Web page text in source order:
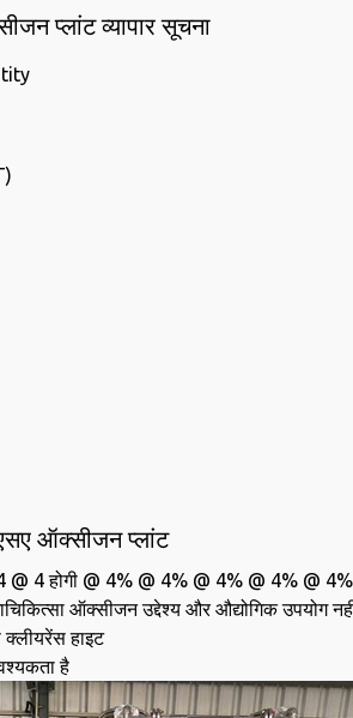
प्लांट व्यापार सूचना
ऑक्सीजन प्लांट
@ 4 होगी @ 4% @ 4% @ 4% @ 4% @
ऑक्सीजन उद्देश्य और औद्योगिक उपयोग
हाइट
है